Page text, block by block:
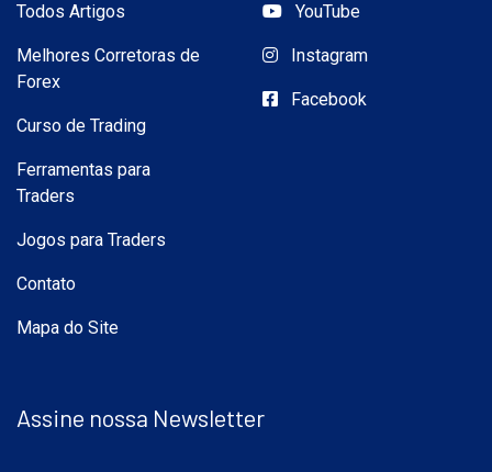
Todos Artigos
Melhores Corretoras de
Forex
Curso de Trading
Ferramentas para
Traders
Jogos para Traders
Contato
Mapa do Site
YouTube
Instagram
Facebook
Assine nossa Newsletter